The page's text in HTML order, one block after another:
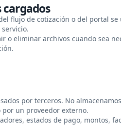
cargados
flujo de cotización o del portal
o eliminar archivos cuando sea
por terceros. No
un proveedor externo.
estados de pago, montos,